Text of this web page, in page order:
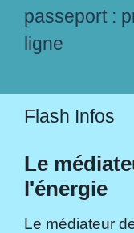
passeport :
ligne
Flash Infos
Le
l'énergie
Le médiateur